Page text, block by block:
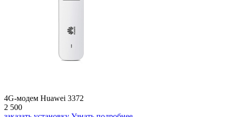
4G-модем Huawei 3372
2 500